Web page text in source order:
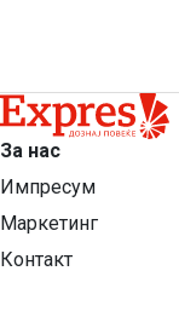
За нас
Импресум
Маркетинг
Контакт